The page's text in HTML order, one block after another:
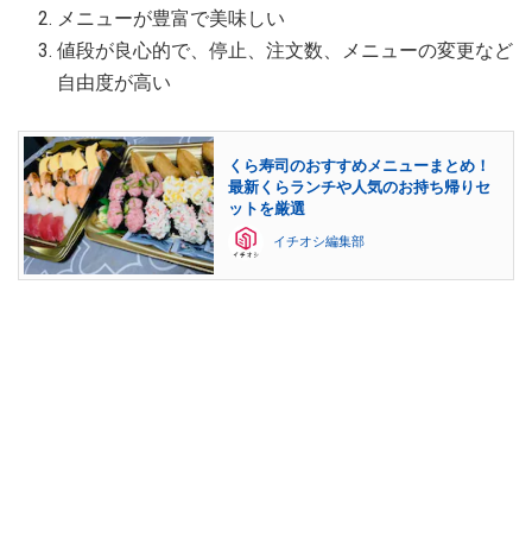
メニューが豊富で美味しい
値段が良心的で、停止、注文数、メニューの変更など
自由度が高い
くら寿司のおすすめメニューまとめ！
最新くらランチや人気のお持ち帰りセ
ットを厳選
イチオシ編集部